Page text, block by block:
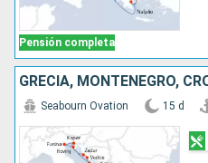
Pensión completa
Seabourn Ovation 15 d